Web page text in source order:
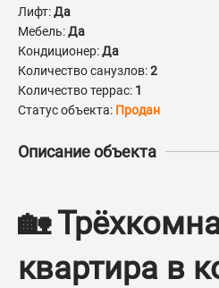
Лифт:Да
Мебель:Да
Кондиционер:Да
Количество санузлов:2
Количество террас: 1
Статус объекта: Продан
Описание объекта
🏡
квартира в